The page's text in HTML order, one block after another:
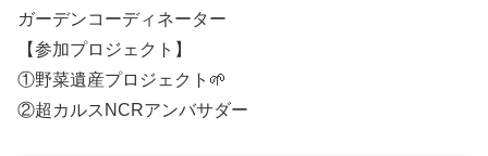
ガーデンコーディネーター
【参加プロジェクト】
①野菜遺産プロジェクト🌱
②超カルスNCRアンバサダー